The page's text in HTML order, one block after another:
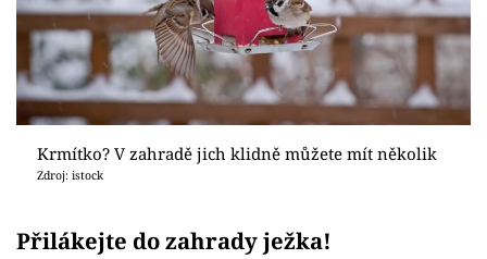
Krmítko? V zahradě jich klidně můžete mít několik
Zdroj: istock
Přilákejte do zahrady ježka!